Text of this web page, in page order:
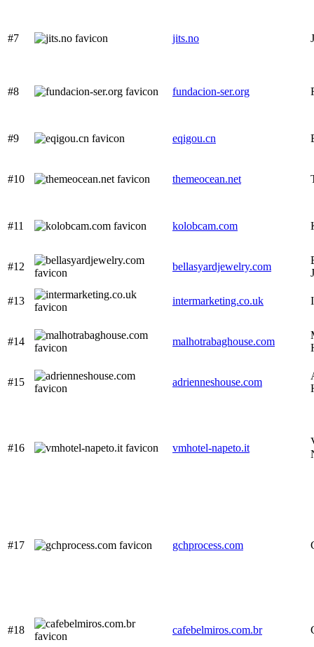
#7 jits.no
#8 fundacion-ser.org
#9 eqigou.cn
#10 themeocean.net
#11 kolobcam.com
#12 bellasyardjewelry.com
#13 intermarketing.co.uk
#14 malhotrabaghouse.com
#15 adrienneshouse.com
#16 vmhotel-napeto.it
#17 gchprocess.com
#18 cafebelmiros.com.br